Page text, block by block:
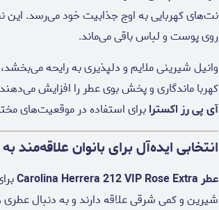
نت‌های کهربایی به اوج جذابیت خود می‌رسد. این
روی پوست و لباس باقی می‌ماند.
وانیل شیرینی ملایم و دلپذیری به رایحه
کهربا ماندگاری و پخش بوی عطر را افزایش
آی پی رز اکسترابرای استفاده در موقعیت‌های
انتخابی ایده‌آل برای بانوان علاقه‌مند
عطر Carolina Herrera 212 VIP Rose Extra
شیرین و کمی شرقی علاقه دارند و به دنبال عطری